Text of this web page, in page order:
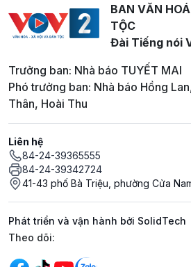
BAN VĂN
TỘC
Đài Tiếng nói
Trưởng ban: Nhà báo TUYẾT MAI
Phó trưởng ban: Nhà báo Hồng
Thân, Hoài Thu
Liên hệ
84-24-39365555
84-24-39342724
41-43 phố Bà Triệu, phường Cửa
Phát triển và vận hành bởi SolidTech
Mạng xã hội
Theo dõi: